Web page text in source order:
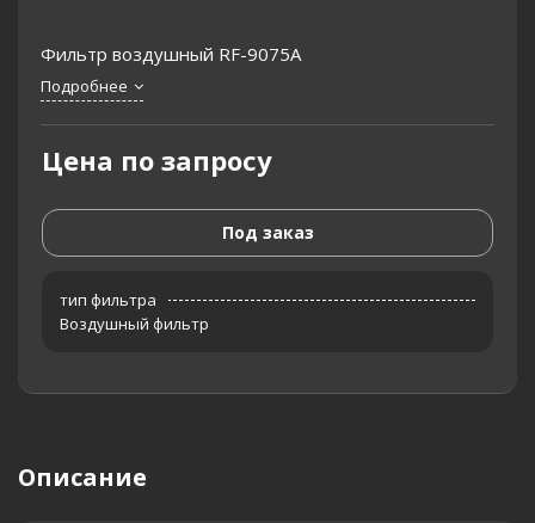
Фильтр воздушный RF-9075A
Подробнее
Цена по запросу
Под заказ
тип фильтра
Воздушный фильтр
Описание